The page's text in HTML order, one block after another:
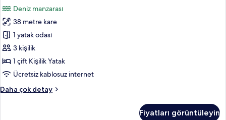
Kullanımı
hakkında
daha
fazla
detay
Yataklı
Oda,
Çift
Kişilik
Yatak,
Deniz
Deniz manzarası
38 metre kare
1 yatak odası
3 kişilik
1 çift Kişilik Yatak
Ücretsiz kablosuz internet
Daha çok detay
Deluxe
Fiyatları görüntüleyin